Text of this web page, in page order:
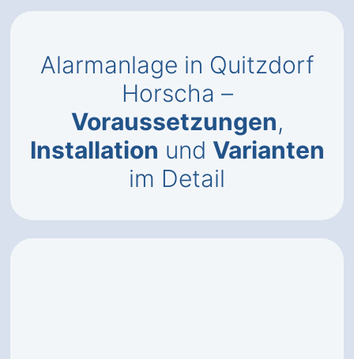
Alarmanlage in Quitzdorf
Horscha –
Voraussetzungen,
Installation und Varianten
im Detail